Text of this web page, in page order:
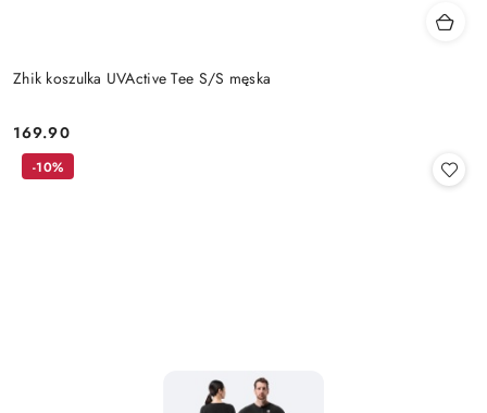
Zhik koszulka UVActive Tee S/S męska
Cena:
169.90
-10%